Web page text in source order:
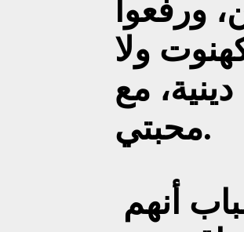
ورفعوا
ولا
مع
محبتي.